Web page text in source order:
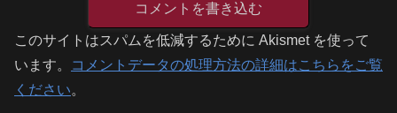
コメントを書き込む
このサイトはスパムを低減するために Akismet を使って
います。
コメントデータの処理方法の詳細はこちらをご覧
ください。